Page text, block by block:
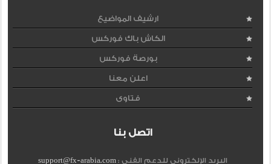
ارشيف المواضيع
الكاش باك فوركس
بورصة فوركس
اعلن معنا
فتاوى
اتصل بنا
البريد الإلكتروني للدعم الفنى :support@fx-arabia.com